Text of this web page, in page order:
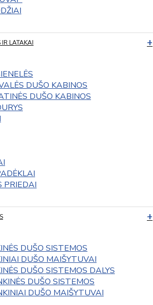
LATAKAI
DUŠO KABINOS
DUŠO KABINOS
PRIEDAI
DUŠO SISTEMOS
DUŠO MAIŠYTUVAI
DUŠO SISTEMOS DALYS
DUŠO SISTEMOS
DUŠO MAIŠYTUVAI